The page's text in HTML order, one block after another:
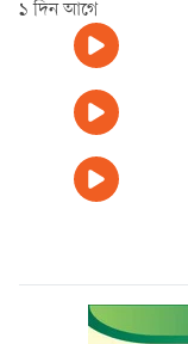
১ দিন আগে